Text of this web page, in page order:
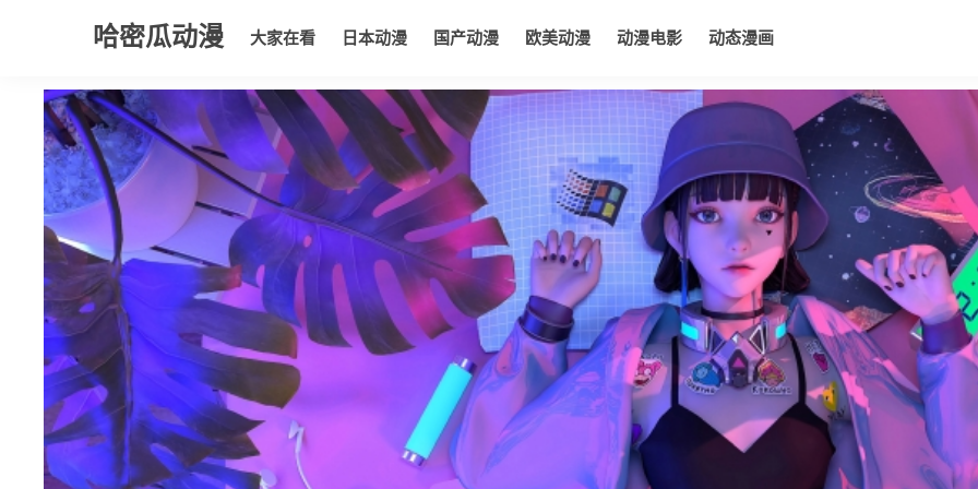
哈密瓜动漫 大家在看 日本动漫 国产动漫 欧美动漫 动漫电影 动态漫画
大家在看 日本动漫 国产动漫 欧美动漫 动漫电影 动态漫画